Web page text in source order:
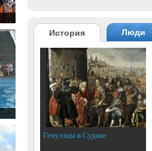
История Люди
Генуэзцы в Судаке